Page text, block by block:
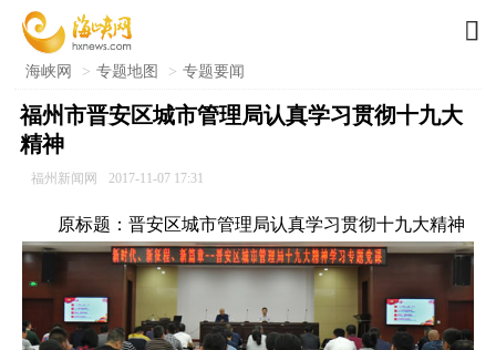

海峡网 > 专题地图 > 专题要闻
福州市晋安区城市管理局认真学习贯彻十九大
精神
福州新闻网 2017-11-07 17:31
原标题：晋安区城市管理局认真学习贯彻十九大精神